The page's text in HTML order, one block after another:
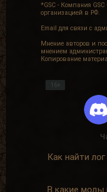
*GSC - Компания
организацией в РФ.
Email для связи с
Мнение авторов и
мнением
Копирование
16+
Как найти
В какие моды